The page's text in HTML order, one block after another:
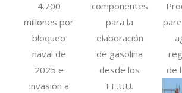
4.700
millones por
bloqueo
naval de
2025 e
invasión a
componentes
para la
elaboración
de gasolina
desde los
EE.UU.
de